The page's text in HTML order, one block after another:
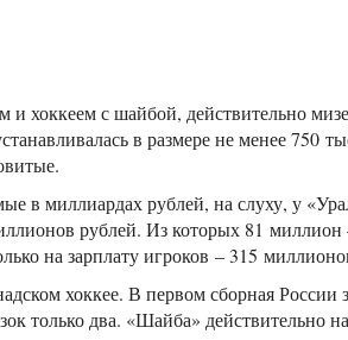
хоккеем с шайбой, действительно
в размере не менее 750
миллиардах рублей, на слуху, у
рублей. Из которых 81
на зарплату игроков – 315
хоккее. В первом сборная
только два. «Шайба»